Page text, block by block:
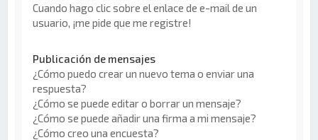
Cuando hago clic sobre el enlace de e-mail de un
usuario, ¡me pide que me registre!
Publicación de mensajes
¿Cómo puedo crear un nuevo tema o enviar una
respuesta?
¿Cómo se puede editar o borrar un mensaje?
¿Cómo se puede añadir una firma a mi mensaje?
¿Cómo creo una encuesta?